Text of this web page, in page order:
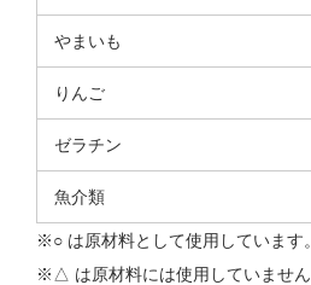
やまいも
りんご
ゼラチン
魚介類
※○ は原材料として使用しています。
※△ は原材料には使用していませ